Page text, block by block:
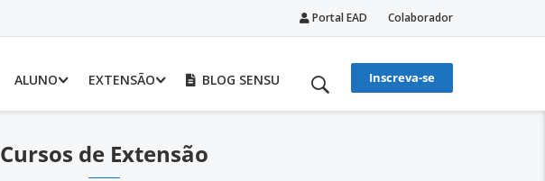
Portal EAD Colaborador
ALUNO EXTENSÃO BLOG SENSU Inscreva-se
Cursos de Extensão